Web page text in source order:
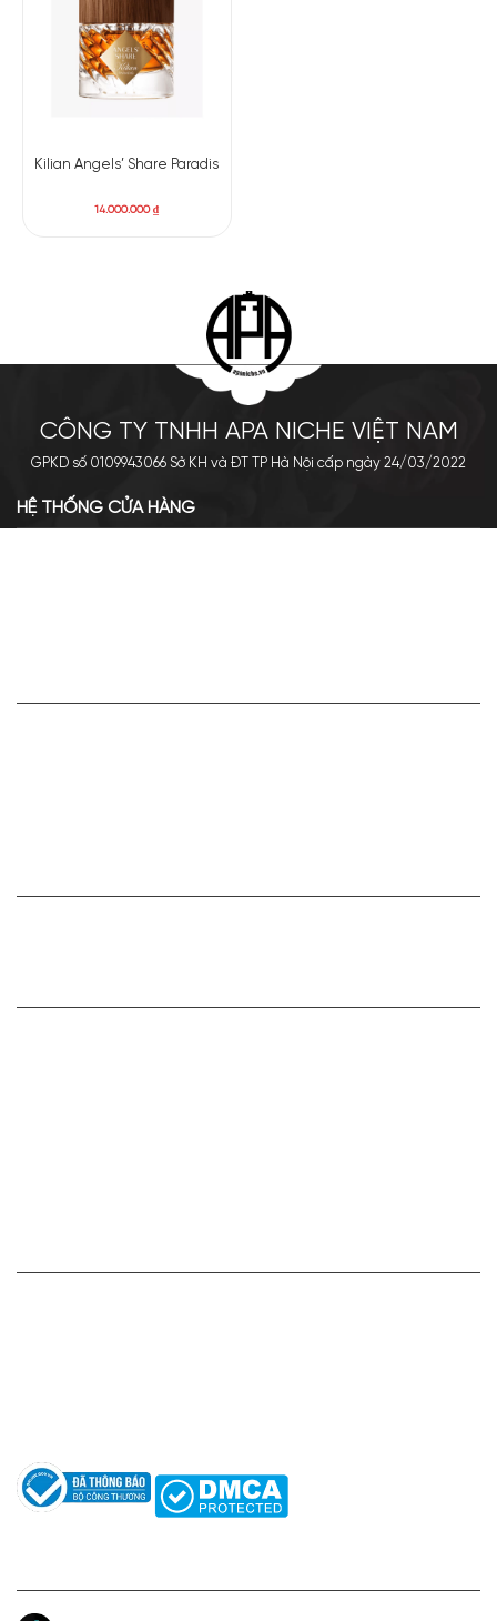
Kilian Angels’ Share Paradis
14.000.000₫
CÔNG TY TNHH APA NICHE VIỆT NAM
GPKD số 0109943066 Sở KH và ĐT TP Hà Nội cấp ngày 24/03/2022
HỆ THỐNG CỬA HÀNG